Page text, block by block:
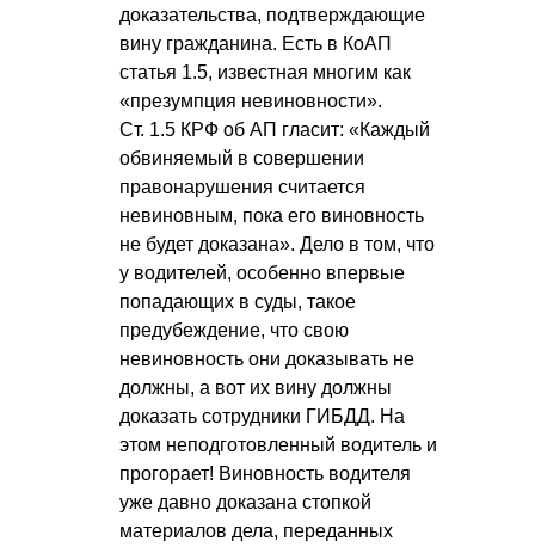
доказательства, подтверждающие
вину гражданина. Есть в КоАП
статья 1.5, известная многим как
«презумпция невиновности».
Ст. 1.5 КРФ об АП гласит: «Каждый
обвиняемый в совершении
правонарушения считается
невиновным, пока его виновность
не будет доказана». Дело в том, что
у водителей, особенно впервые
попадающих в суды, такое
предубеждение, что свою
невиновность они доказывать не
должны, а вот их вину должны
доказать сотрудники ГИБДД. На
этом неподготовленный водитель и
прогорает! Виновность водителя
уже давно доказана стопкой
материалов дела, переданных